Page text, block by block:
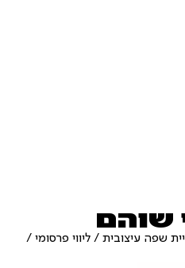
שוהם
שפה עיצובית / ליווי פרסומי /